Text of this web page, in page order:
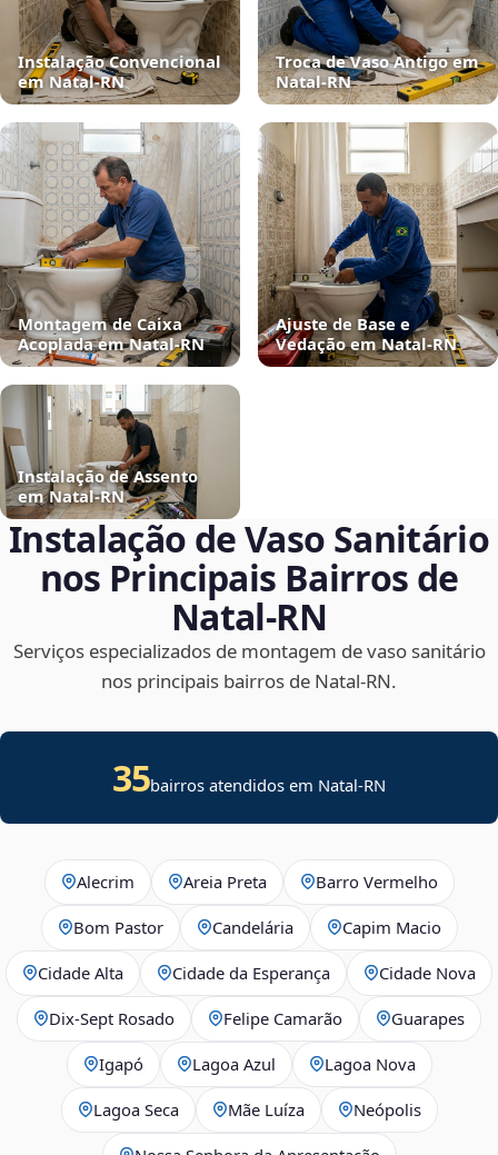
Instalação Convencional
em Natal‑RN
Troca de Vaso Antigo em
Natal‑RN
Montagem de Caixa
Acoplada em Natal‑RN
Ajuste de Base e
Vedação em Natal‑RN
Instalação de Assento
em Natal‑RN
Instalação de Vaso Sanitário
nos Principais Bairros de
Natal‑RN
Serviços especializados de montagem de vaso sanitário
nos principais bairros de Natal‑RN.
35bairros atendidos em Natal-RN
Alecrim Areia Preta Barro Vermelho
Bom Pastor Candelária Capim Macio
Cidade Alta Cidade da Esperança Cidade Nova
Dix‑Sept Rosado Felipe Camarão Guarapes
Igapó Lagoa Azul Lagoa Nova
Lagoa Seca Mãe Luíza Neópolis